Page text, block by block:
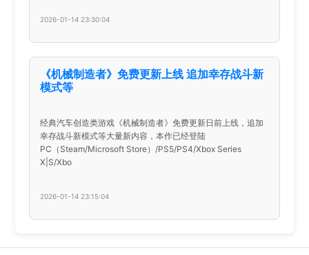
2026-01-14 23:30:04
《机械制造者》免费更新上线 追加幸存战斗新
模式等
经典汽车创造类游戏《机械制造者》免费更新日前上线，追加
幸存战斗新模式等大量新内容，本作已经登陆
PC（Steam/Microsoft Store）/PS5/PS4/Xbox Series
X|S/Xbo
2026-01-14 23:15:04